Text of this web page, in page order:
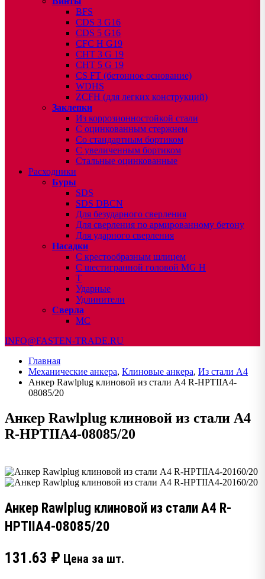
BFS
CDS 3 G16
CDS 5 G16
CFC H G19
CHT 3 G 19
CHT 5 G 19
CS FT (бетонное основание)
WDHS
ZCFH (для легких конструкций)
Заклепки
Из коррозионностойкой стали
С оцинкованным стержнем
Со стандартным бортиком
С увеличенным бортиком
Стальные оцинкованные
Расходники
Буры
SDS
SDS DBCN
Для безударного сверления
Для сверления по армированному бетону
Для ударного сверления
Насадки
С крестообразным шлицем
С шестигранной головой MG H
T
Ударные
Удлинители
Сверла
МС
INFO@FASTEN-TRADE.RU
Главная
Механические анкера, Клиновые анкера, Из стали А4
Анкер Rawlplug клиновой из стали А4 R-HPTIIA4-
08085/20
Анкер Rawlplug клиновой из стали А4
R-HPTIIA4-08085/20
Анкер Rawlplug клиновой из стали А4 R-
HPTIIA4-08085/20
131.63 ₽ Цена за шт.